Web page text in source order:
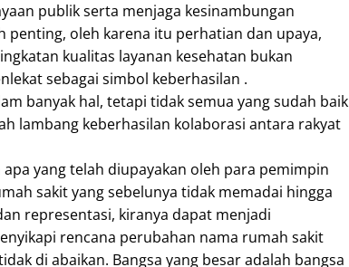
publik serta menjaga kesinambungan
penting, oleh karena itu perhatian dan upaya,
kualitas layanan kesehatan bukan
sebagai simbol keberhasilan .
banyak hal, tetapi tidak semua yang sudah baik
lambang keberhasilan kolaborasi antara rakyat
yang telah diupayakan oleh para pemimpin
sakit yang sebelunya tidak memadai hingga
representasi, kiranya dapat menjadi
rencana perubahan nama rumah sakit
di abaikan. Bangsa yang besar adalah bangsa